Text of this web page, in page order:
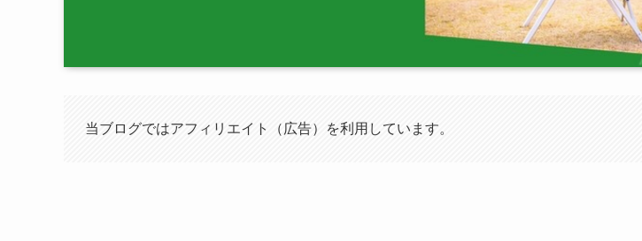
当ブログではアフィリエイト（広告）を利用しています。